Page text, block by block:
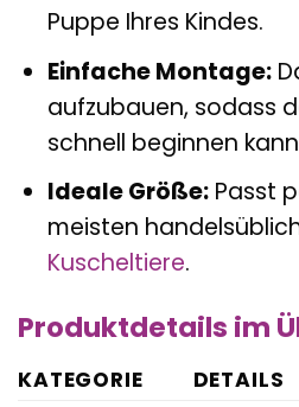
Puppe Ihres Kindes.
Einfache Montage:
aufzubauen, sodass
schnell beginnen
Ideale Größe:Passt
meisten
Kuscheltiere.
Produktdetails im
KATEGORIE DETAILS